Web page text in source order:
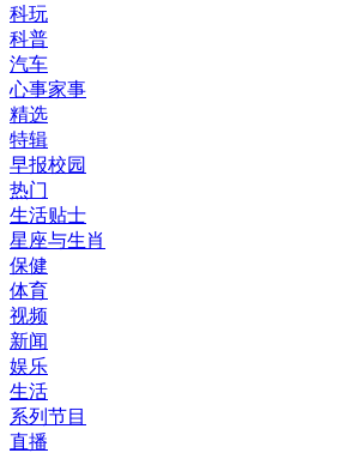
科玩
科普
汽车
心事家事
精选
特辑
早报校园
热门
生活贴士
星座与生肖
保健
体育
视频
新闻
娱乐
生活
系列节目
直播